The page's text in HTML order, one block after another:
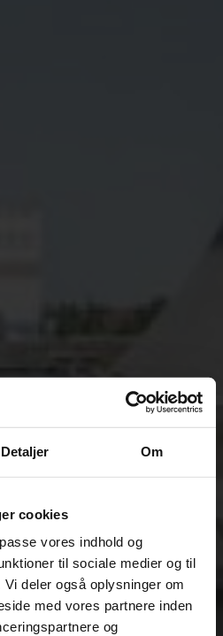
Detaljer Om
cookies
vores indhold og
til sociale medier og til
deler også oplysninger om
med vores partnere inden
og